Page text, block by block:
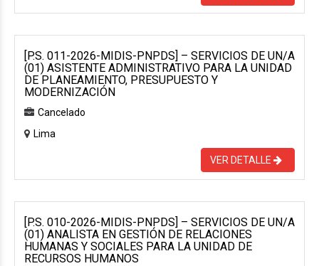
[P.S. 011-2026-MIDIS-PNPDS] – SERVICIOS DE UN/A
(01) ASISTENTE ADMINISTRATIVO PARA LA UNIDAD
DE PLANEAMIENTO, PRESUPUESTO Y
MODERNIZACIÓN
Cancelado
Lima
VER DETALLE
[P.S. 010-2026-MIDIS-PNPDS] – SERVICIOS DE UN/A
(01) ANALISTA EN GESTIÓN DE RELACIONES
HUMANAS Y SOCIALES PARA LA UNIDAD DE
RECURSOS HUMANOS